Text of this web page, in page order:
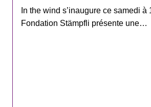
In the wind s’inaugure ce samedi à
Fondation Stämpfli présente une…